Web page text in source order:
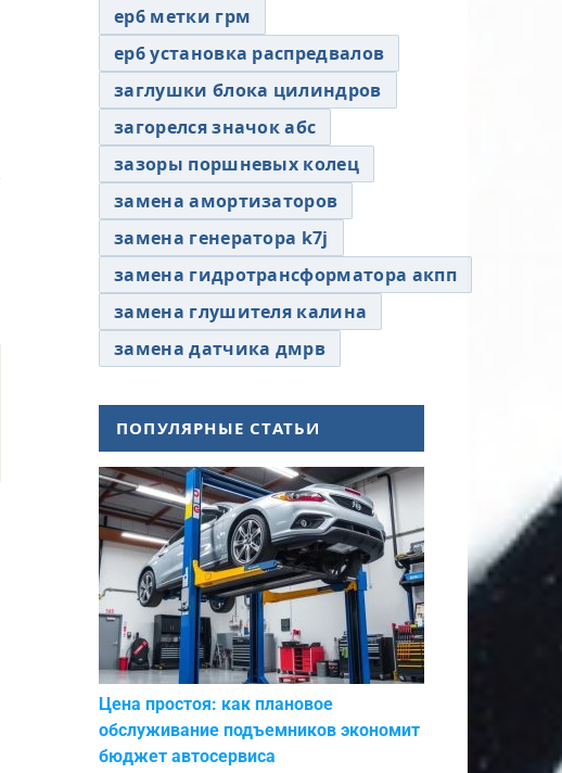
ер6 метки грм
ер6 установка распредвалов
заглушки блока цилиндров
загорелся значок абс
зазоры поршневых колец
замена амортизаторов
замена генератора k7j
замена гидротрансформатора акпп
замена глушителя калина
замена датчика дмрв
ПОПУЛЯРНЫЕ СТАТЬИ
Цена простоя: как плановое
обслуживание подъемников экономит
бюджет автосервиса